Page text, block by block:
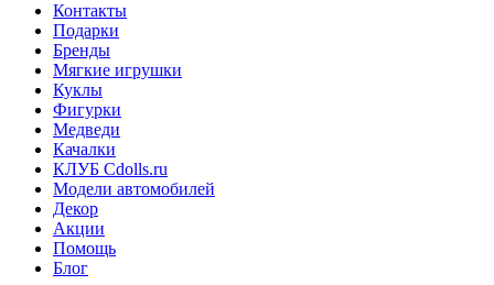
Контакты
Подарки
Бренды
Мягкие игрушки
Куклы
Фигурки
Медведи
Качалки
КЛУБ Cdolls.ru
Модели автомобилей
Декор
Акции
Помощь
Блог